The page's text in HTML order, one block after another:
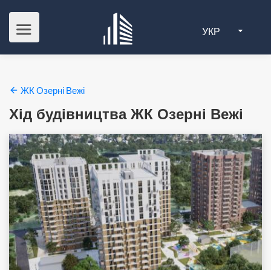
УКР
ЖК Озерні Вежі
Хід будівництва ЖК Озерні Вежі